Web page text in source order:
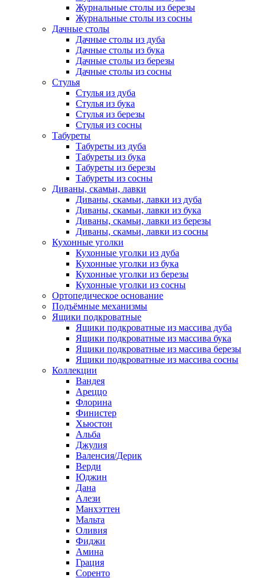
Журнальные столы из березы
Журнальные столы из сосны
Дачные столы
Дачные столы из дуба
Дачные столы из бука
Дачные столы из березы
Дачные столы из сосны
Стулья
Стулья из дуба
Стулья из бука
Стулья из березы
Стулья из сосны
Табуреты
Табуреты из дуба
Табуреты из бука
Табуреты из березы
Табуреты из сосны
Диваны, скамьи, лавки
Диваны, скамьи, лавки из дуба
Диваны, скамьи, лавки из бука
Диваны, скамьи, лавки из березы
Диваны, скамьи, лавки из сосны
Кухонные уголки
Кухонные уголки из дуба
Кухонные уголки из бука
Кухонные уголки из березы
Кухонные уголки из сосны
Ортопедическое основание
Подъёмные механизмы
Ящики подкроватные
Ящики подкроватные из массива дуба
Ящики подкроватные из массива бука
Ящики подкроватные из массива березы
Ящики подкроватные из массива сосны
Коллекции
Вандея
Ареццо
Флорина
Финистер
Хьюстон
Альба
Джулия
Валенсия/Дерик
Верди
Юджин
Дана
Алези
Манхэттен
Мальта
Оливия
Фиджи
Амина
Грация
Соренто